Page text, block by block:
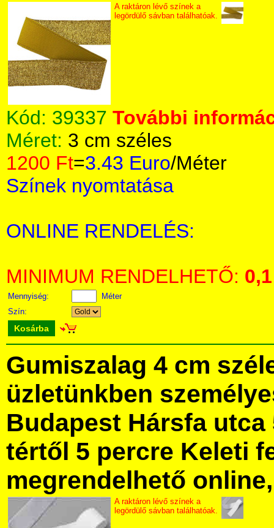
A raktáron lévő színek a
legördülő sávban találhatóak.
Kód: 39337 További
Méret: 3 cm széles
1200 Ft=3.43 Euro/Méter
Színek nyomtatása
ONLINE RENDELÉS:
MINIMUM RENDELHETŐ: 0,1
Mennyiség:
Méter
Szín:
Kosárba
Gumiszalag 4 cm
üzletünkben
Budapest Hársfa utca
tértől 5 percre Keleti
megrendelhető
A raktáron lévő színek a
legördülő sávban találhatóak.